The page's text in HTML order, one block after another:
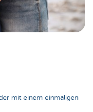
mit einem einmaligen